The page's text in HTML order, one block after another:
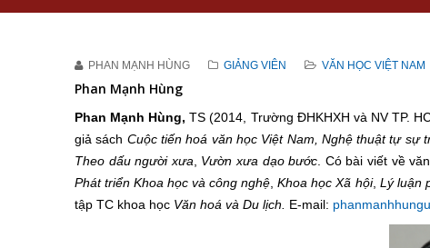
PHAN MẠNH HÙNG GIẢNG VIÊN VĂN HỌC VIỆT NAM
Phan Mạnh Hùng
Phan Mạnh Hùng,TS (2014, Trường ĐHKHXH và NV TP.
giả sách Cuộc tiến hoá văn học Việt Nam, Nghệ thuật tự sự
Theo dấu người xưa
Vườn xưa dạo bước . Có bài viết về
Phát triển Khoa học và công nghệ ,Khoa học Xã hội, Lý luận
tập TC khoa học Văn hoá và Du lịch. E-mail: